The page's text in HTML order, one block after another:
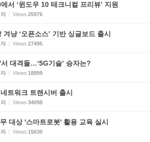
서 ‘윈도우 10 테크니컬 프리뷰’ 지원
Views 25976
냥 ‘오픈소스’ 기반 싱글보드 출시
Views 27495
대격돌…‘5G기술’ 승자는?
Views 18899
트워크 트랜시버 출시
Views 34098
대상 '스마트로봇' 활용 교육 실시
Views 15630